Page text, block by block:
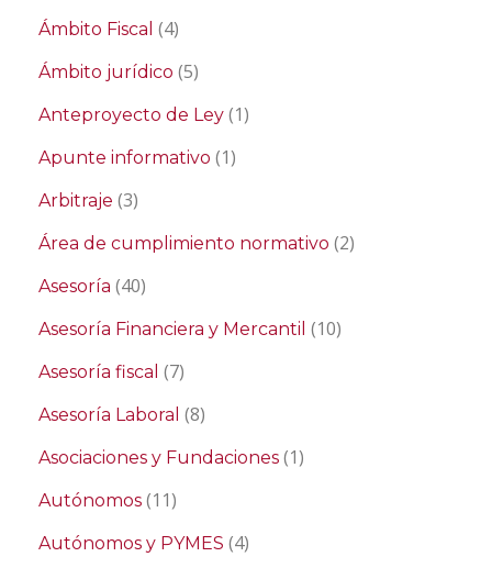
Ámbito Fiscal (4)
Ámbito jurídico (5)
Anteproyecto de Ley (1)
Apunte informativo (1)
Arbitraje (3)
Área de cumplimiento normativo (2)
Asesoría (40)
Asesoría Financiera y Mercantil (10)
Asesoría fiscal (7)
Asesoría Laboral (8)
Asociaciones y Fundaciones (1)
Autónomos (11)
Autónomos y PYMES (4)